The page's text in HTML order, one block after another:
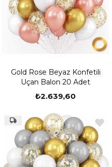
Gold Rose Beyaz Konfetili
Uçan Balon 20 Adet
₺2.639,60